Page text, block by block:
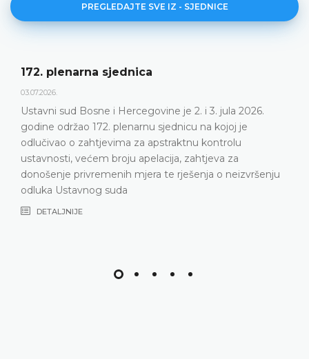
PREGLEDAJTE SVE IZ - SJEDNICE
Dnevni red 172. plenarne sjednice
Ustavni sud Bosne i Hercegovine održat će 172.
plenarnu sjednicu 2. i 3. jula 2026. godine
DETALJNIJE